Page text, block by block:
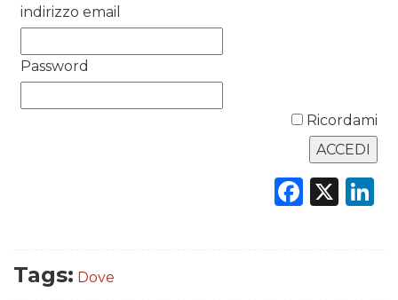
indirizzo email
Password
Ricordami
X
Tags: Dove